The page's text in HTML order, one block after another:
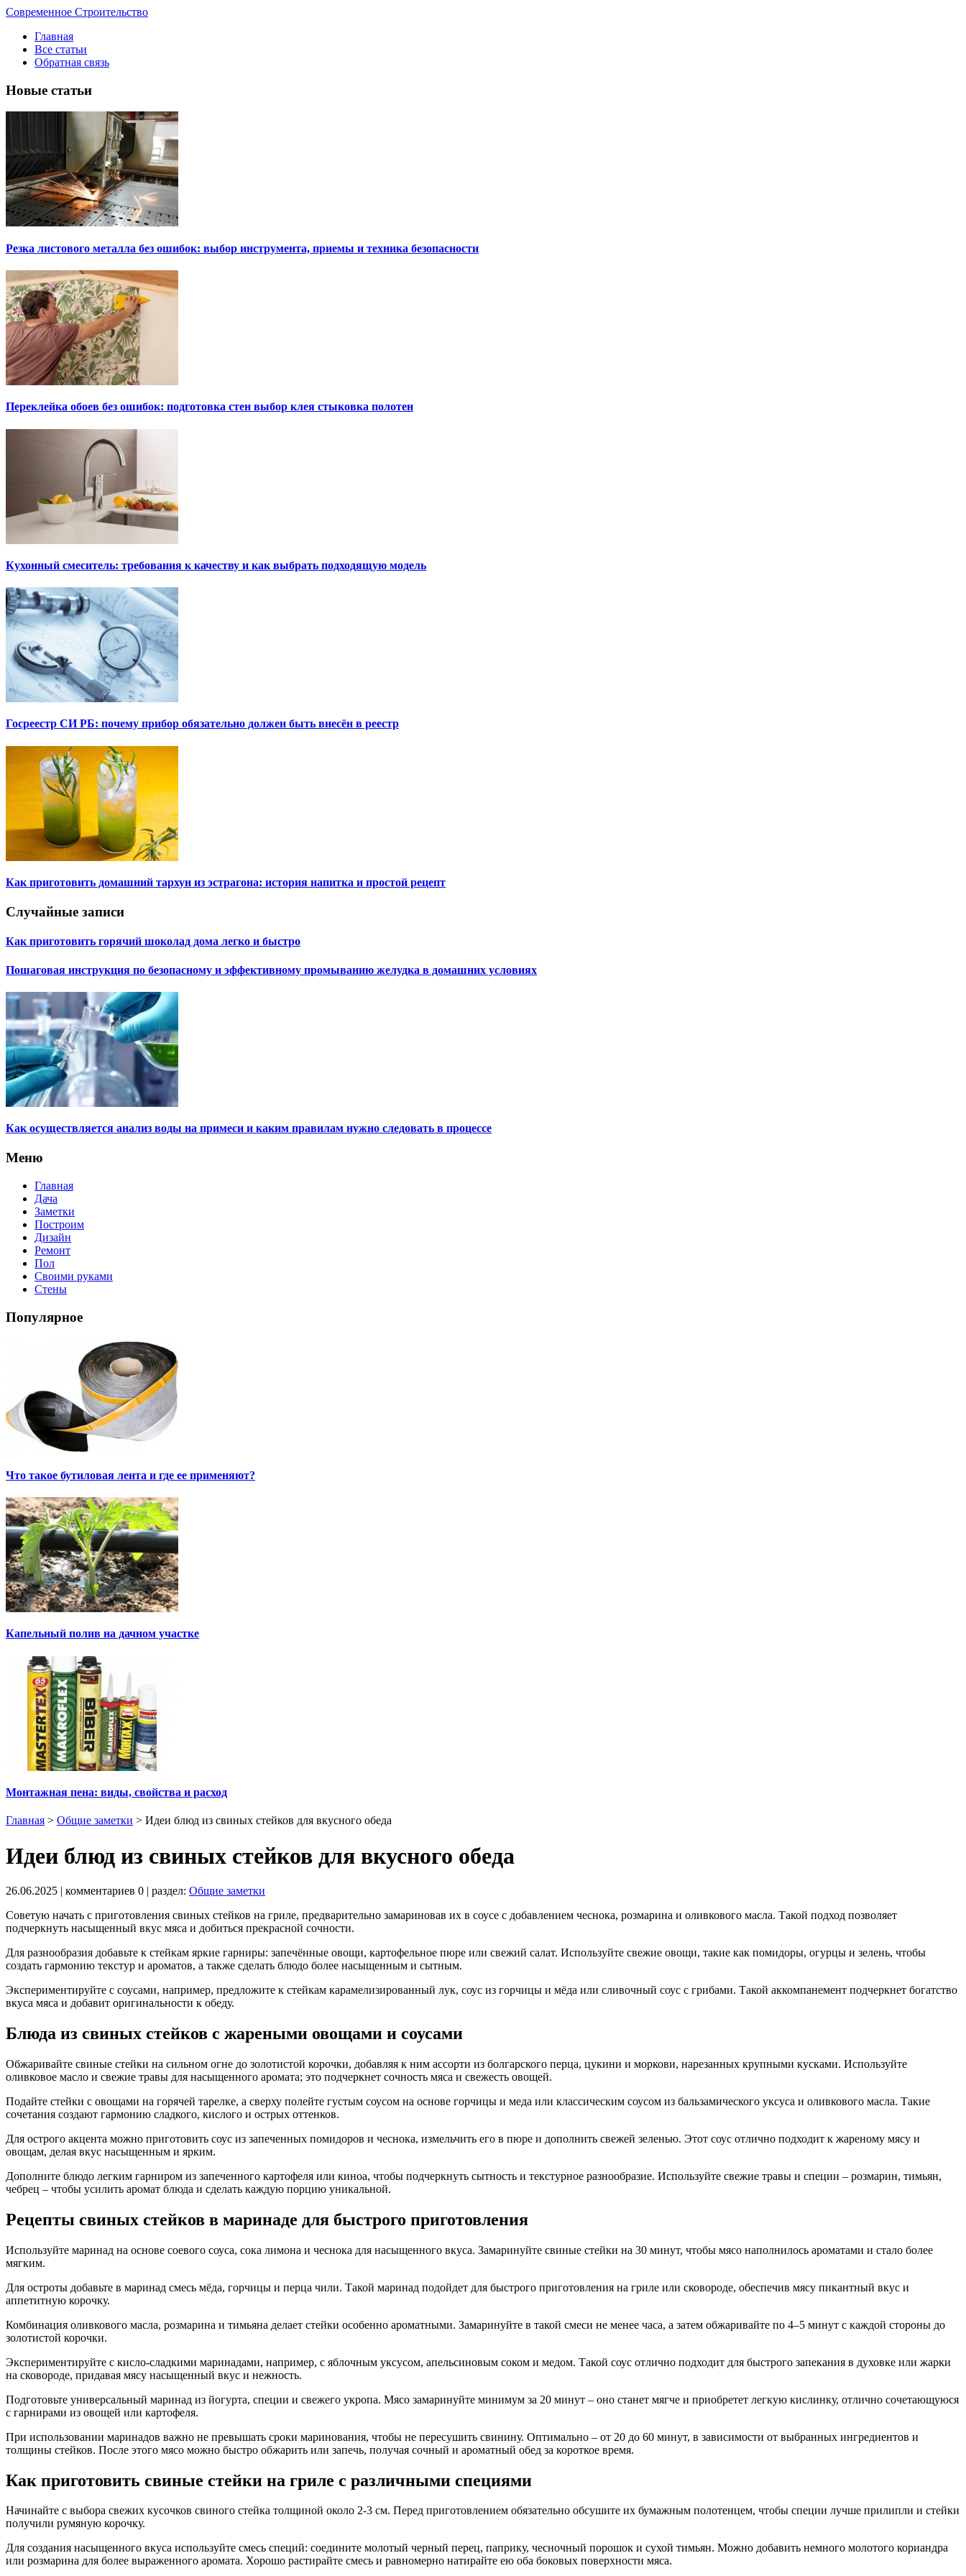
Современное Строительство
Главная
Все статьи
Обратная связь
Новые статьи
Резка листового металла без ошибок: выбор инструмента, приемы и техника безопасности
Переклейка обоев без ошибок: подготовка стен выбор клея стыковка полотен
Кухонный смеситель: требования к качеству и как выбрать подходящую модель
Госреестр СИ РБ: почему прибор обязательно должен быть внесён в реестр
Как приготовить домашний тархун из эстрагона: история напитка и простой рецепт
Случайные записи
Как приготовить горячий шоколад дома легко и быстро
Пошаговая инструкция по безопасному и эффективному промыванию желудка в домашних условиях
Как осуществляется анализ воды на примеси и каким правилам нужно следовать в процессе
Меню
Главная
Дача
Заметки
Построим
Дизайн
Ремонт
Пол
Своими руками
Стены
Популярное
Что такое бутиловая лента и где ее применяют?
Капельный полив на дачном участке
Монтажная пена: виды, свойства и расход
Главная > Общие заметки > Идеи блюд из свиных стейков для вкусного обеда
Идеи блюд из свиных стейков для вкусного обеда
26.06.2025 | комментариев 0 | раздел: Общие заметки
Советую начать с приготовления свиных стейков на гриле, предварительно замариновав их в соусе с добавлением чеснока, розмарина и оливкового масла. Такой подход позволяет
подчеркнуть насыщенный вкус мяса и добиться прекрасной сочности.
Для разнообразия добавьте к стейкам яркие гарниры: запечённые овощи, картофельное пюре или свежий салат. Используйте свежие овощи, такие как помидоры, огурцы и зелень, чтобы
создать гармонию текстур и ароматов, а также сделать блюдо более насыщенным и сытным.
Экспериментируйте с соусами, например, предложите к стейкам карамелизированный лук, соус из горчицы и мёда или сливочный соус с грибами. Такой аккомпанемент подчеркнет богатство
вкуса мяса и добавит оригинальности к обеду.
Блюда из свиных стейков с жареными овощами и соусами
Обжаривайте свиные стейки на сильном огне до золотистой корочки, добавляя к ним ассорти из болгарского перца, цукини и моркови, нарезанных крупными кусками. Используйте
оливковое масло и свежие травы для насыщенного аромата; это подчеркнет сочность мяса и свежесть овощей.
Подайте стейки с овощами на горячей тарелке, а сверху полейте густым соусом на основе горчицы и меда или классическим соусом из бальзамического уксуса и оливкового масла. Такие
сочетания создают гармонию сладкого, кислого и острых оттенков.
Для острого акцента можно приготовить соус из запеченных помидоров и чеснока, измельчить его в пюре и дополнить свежей зеленью. Этот соус отлично подходит к жареному мясу и
овощам, делая вкус насыщенным и ярким.
Дополните блюдо легким гарниром из запеченного картофеля или киноа, чтобы подчеркнуть сытность и текстурное разнообразие. Используйте свежие травы и специи – розмарин, тимьян,
чебрец – чтобы усилить аромат блюда и сделать каждую порцию уникальной.
Рецепты свиных стейков в маринаде для быстрого приготовления
Используйте маринад на основе соевого соуса, сока лимона и чеснока для насыщенного вкуса. Замаринуйте свиные стейки на 30 минут, чтобы мясо наполнилось ароматами и стало более
мягким.
Для остроты добавьте в маринад смесь мёда, горчицы и перца чили. Такой маринад подойдет для быстрого приготовления на гриле или сковороде, обеспечив мясу пикантный вкус и
аппетитную корочку.
Комбинация оливкового масла, розмарина и тимьяна делает стейки особенно ароматными. Замаринуйте в такой смеси не менее часа, а затем обжаривайте по 4–5 минут с каждой стороны до
золотистой корочки.
Экспериментируйте с кисло-сладкими маринадами, например, с яблочным уксусом, апельсиновым соком и медом. Такой соус отлично подходит для быстрого запекания в духовке или жарки
на сковороде, придавая мясу насыщенный вкус и нежность.
Подготовьте универсальный маринад из йогурта, специи и свежего укропа. Мясо замаринуйте минимум за 20 минут – оно станет мягче и приобретет легкую кислинку, отлично сочетающуюся
с гарнирами из овощей или картофеля.
При использовании маринадов важно не превышать сроки маринования, чтобы не пересушить свинину. Оптимально – от 20 до 60 минут, в зависимости от выбранных ингредиентов и
толщины стейков. После этого мясо можно быстро обжарить или запечь, получая сочный и ароматный обед за короткое время.
Как приготовить свиные стейки на гриле с различными специями
Начинайте с выбора свежих кусочков свиного стейка толщиной около 2-3 см. Перед приготовлением обязательно обсушите их бумажным полотенцем, чтобы специи лучше прилипли и стейки
получили румяную корочку.
Для создания насыщенного вкуса используйте смесь специй: соедините молотый черный перец, паприку, чесночный порошок и сухой тимьян. Можно добавить немного молотого кориандра
или розмарина для более выраженного аромата. Хорошо растирайте смесь и равномерно натирайте ею оба боковых поверхности мяса.